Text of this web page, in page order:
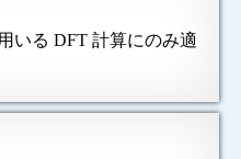
いる DFT 計算にのみ適